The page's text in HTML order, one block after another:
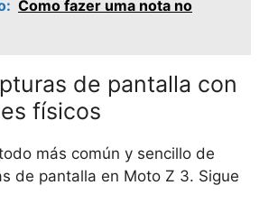
Como fazer uma nota no
de pantalla con
físicos
más común y sencillo de
de pantalla en Moto Z 3. Sigue